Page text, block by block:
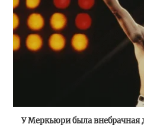
У Меркьюри была внебрачная